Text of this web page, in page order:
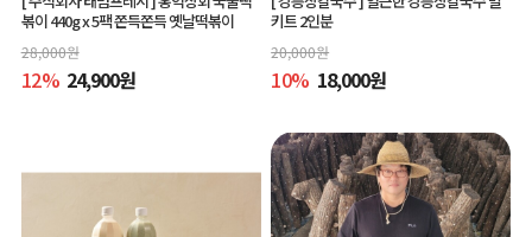
볶이 440g x 5팩 쫀득쫀득 옛날떡볶이
28,000원
12% 24,900원
키트 2인분
20,000원
10% 18,000원